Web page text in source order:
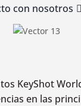
con nosotros
KeyShot
en las